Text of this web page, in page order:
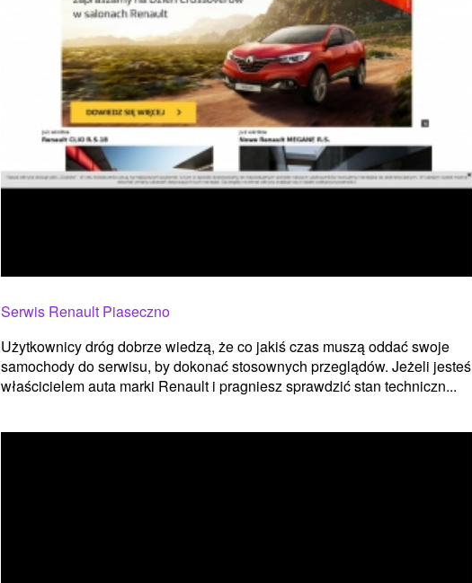
Serwis Renault Piaseczno
Użytkownicy dróg dobrze wiedzą, że co jakiś czas muszą oddać swoje
samochody do serwisu, by dokonać stosownych przeglądów. Jeżeli jesteś
właścicielem auta marki Renault i pragniesz sprawdzić stan techniczn...